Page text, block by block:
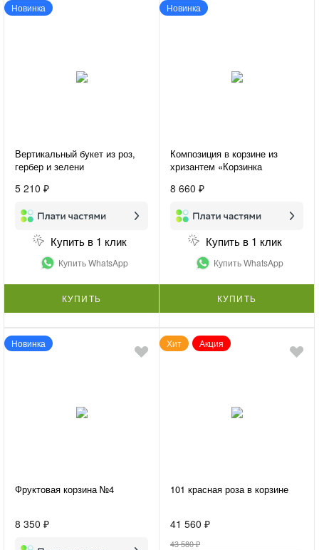
Новинка
Вертикальный букет из роз,
гербер и зелени
5 210 ₽
Купить в 1 клик
Купить WhatsApp
КУПИТЬ
Новинка
Композиция в корзине из
хризантем «Корзинка
8 660 ₽
Купить в 1 клик
Купить WhatsApp
КУПИТЬ
Новинка
Фруктовая корзина №4
8 350 ₽
Хит Акция
101 красная роза в корзине
41 560 ₽
43 580 ₽